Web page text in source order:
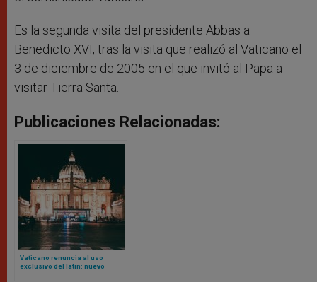
Es la segunda visita del presidente Abbas a
Benedicto XVI, tras la visita que realizó al Vaticano el
3 de diciembre de 2005 en el que invitó al Papa a
visitar Tierra Santa.
Publicaciones Relacionadas:
Vaticano renuncia al uso
exclusivo del latín: nuevo